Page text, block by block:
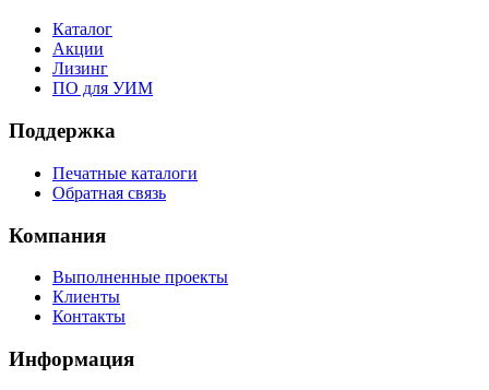
Каталог
Акции
Лизинг
ПО для УИМ
Поддержка
Печатные каталоги
Обратная связь
Компания
Выполненные проекты
Клиенты
Контакты
Информация